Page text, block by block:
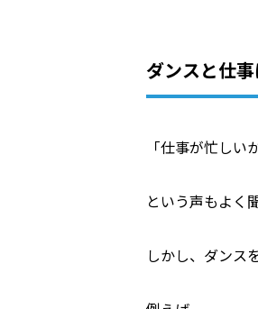
ダンスと仕
「仕事が忙しい
という声もよく
しかし、ダンス